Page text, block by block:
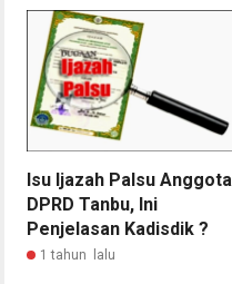
Isu Ijazah Palsu Anggota
DPRD Tanbu, Ini
Penjelasan Kadisdik ?
1 tahun lalu